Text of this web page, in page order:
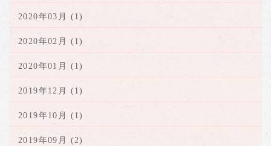
2020年03月 (1)
2020年02月 (1)
2020年01月 (1)
2019年12月 (1)
2019年10月 (1)
2019年09月 (2)